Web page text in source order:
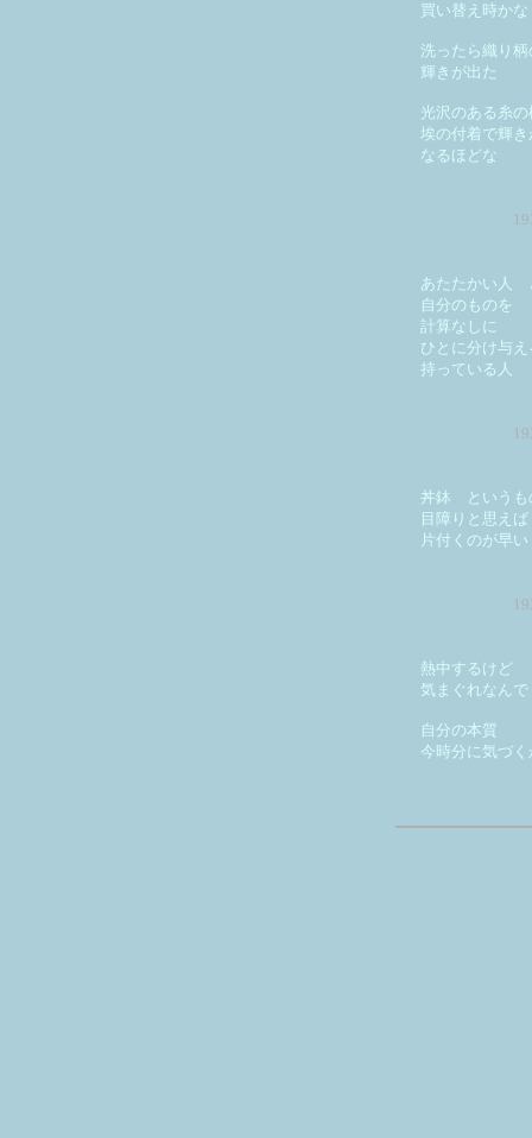
買い替え時かな
洗ったら織り
輝きが出た
光沢のある糸
埃の付着で輝
なるほどな
あたたかい人
自分のものを
計算なしに
ひとに分け与
持っている人
丼鉢 というも
目障りと思えば
片付くのが早い
熱中するけど
気まぐれなんで
自分の本質
今時分に気づく